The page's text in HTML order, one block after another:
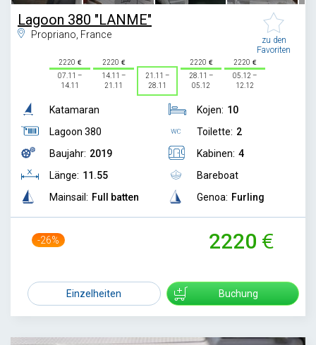
Lagoon 380 "LANME"
Propriano, France
zu den
Favoriten
2220
07.11 –
14.11
2220
14.11 –
21.11
21.11 –
28.11
2220
28.11 –
05.12
2220
05.12 –
12.12
Katamaran
Lagoon 380
Baujahr: 2019
Länge: 11.55
Mainsail: Full batten
Kojen: 10
Toilette: 2
Kabinen: 4
Bareboat
Genoa: Furling
-26% 2220
Einzelheiten Buchung